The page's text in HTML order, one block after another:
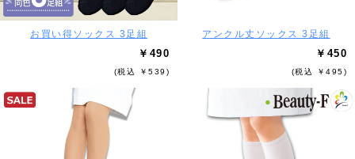
お買い得ソックス 3足組
￥490
(税込 ￥539)
アンクル丈ソックス 3足組
￥450
(税込 ￥495)